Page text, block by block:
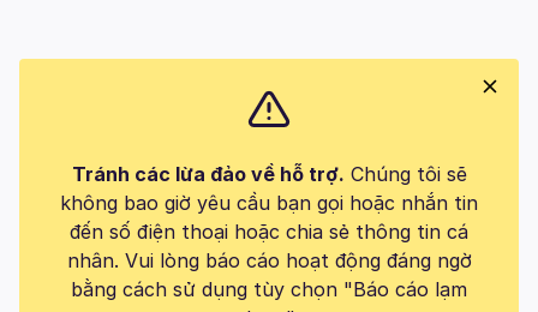
Tránh các lừa đảo về hỗ trợ. Chúng tôi sẽ
không bao giờ yêu cầu bạn gọi hoặc nhắn tin
đến số điện thoại hoặc chia sẻ thông tin cá
nhân. Vui lòng báo cáo hoạt động đáng ngờ
bằng cách sử dụng tùy chọn "Báo cáo lạm